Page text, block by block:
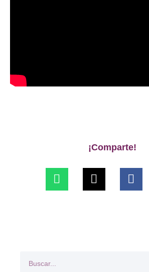
¡Comparte!